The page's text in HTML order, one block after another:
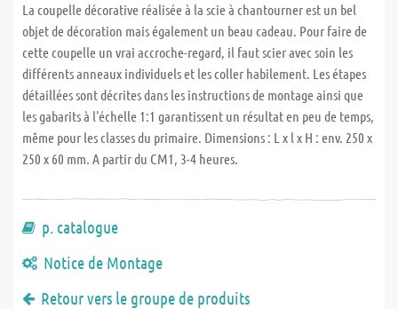
La coupelle décorative réalisée à la scie à chantourner est un bel
objet de décoration mais également un beau cadeau. Pour faire de
cette coupelle un vrai accroche-regard, il faut scier avec soin les
différents anneaux individuels et les coller habilement. Les étapes
détaillées sont décrites dans les instructions de montage ainsi que
les gabarits à l'échelle 1:1 garantissent un résultat en peu de temps,
même pour les classes du primaire. Dimensions : L x l x H : env. 250 x
250 x 60 mm. A partir du CM1, 3-4 heures.
p. catalogue
Notice de Montage
Retour vers le groupe de produits